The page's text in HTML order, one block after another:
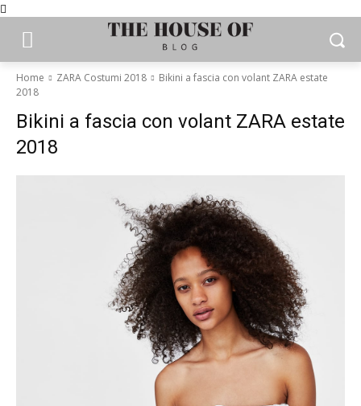
Home ZARA Costumi 2018
Bikini a fascia con volant ZARA estate
2018
Bikini a fascia con volant ZARA estate
2018